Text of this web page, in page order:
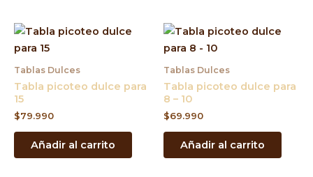
Tablas Dulces
Tabla picoteo dulce para
15
$79.990
Añadir al carrito
Tablas Dulces
Tabla picoteo dulce para
8 – 10
$69.990
Añadir al carrito